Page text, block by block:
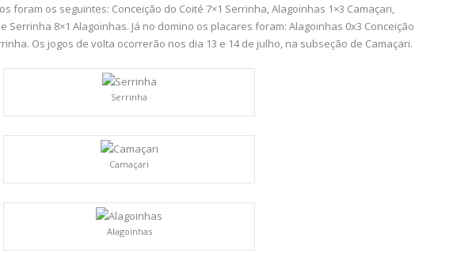
foram os seguintes: Conceição do Coité 7×1 Serrinha, Alagoinhas 1×3 Camaçari,
Serrinha 8×1 Alagoinhas. Já no domino os placares foram: Alagoinhas 0x3 Conceição
Os jogos de volta ocorrerão nos dia 13 e 14 de julho, na subseção de Camaçari.
Serrinha
Camaçari
Alagoinhas